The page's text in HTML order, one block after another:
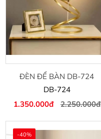
ĐÈN ĐỂ BÀN DB-724
DB-724
1.350.000đ
2.250.000đ
-40%